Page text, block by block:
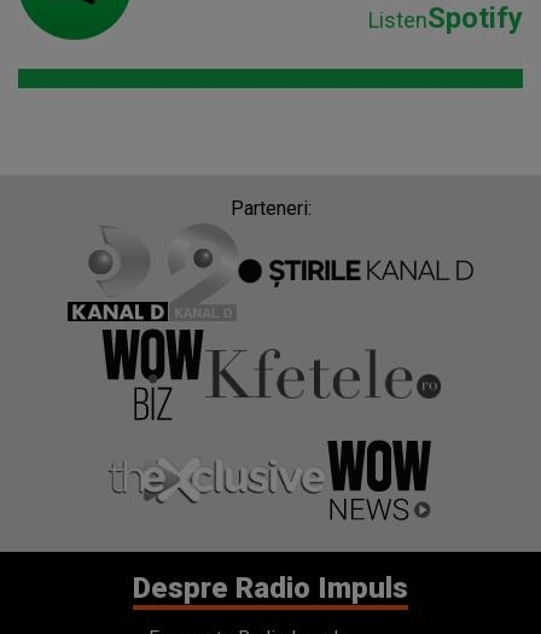
ListenSpotify
Parteneri:
Despre Radio Impuls